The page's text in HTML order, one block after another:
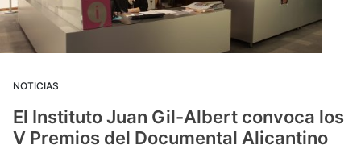
NOTICIAS
El Instituto Juan Gil-Albert convoca los
V Premios del Documental Alicantino